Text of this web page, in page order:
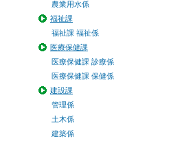
農業用水係
福祉課
福祉課 福祉係
医療保健課
医療保健課 診療係
医療保健課 保健係
建設課
管理係
土木係
建築係